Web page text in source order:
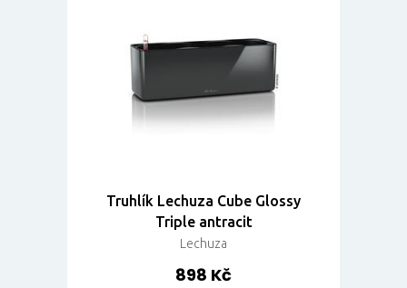
Truhlík Lechuza Cube Glossy
Triple antracit
Lechuza
898 Kč